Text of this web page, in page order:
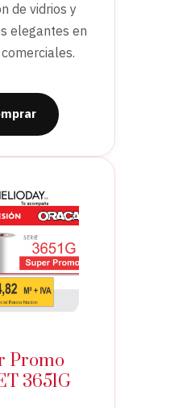
de vidrios y
elegantes en
Promo
3651G